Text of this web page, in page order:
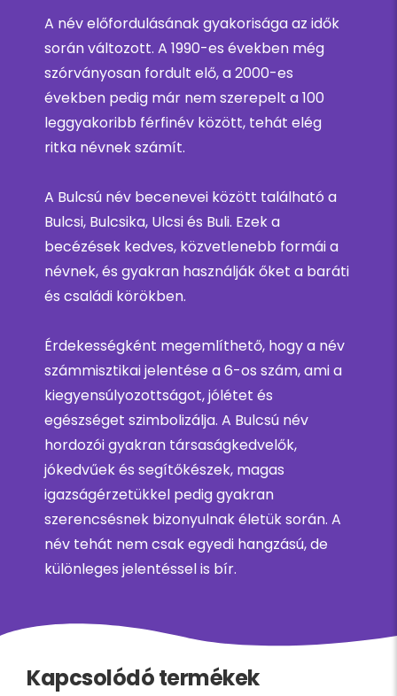
A név előfordulásának gyakorisága az idők
során változott. A 1990-es években még
szórványosan fordult elő, a 2000-es
években pedig már nem szerepelt a 100
leggyakoribb férfinév között, tehát elég
ritka névnek számít.
A Bulcsú név becenevei között található a
Bulcsi, Bulcsika, Ulcsi és Buli. Ezek a
becézések kedves, közvetlenebb formái a
névnek, és gyakran használják őket a baráti
és családi körökben.
Érdekességként megemlíthető, hogy a név
számmisztikai jelentése a 6-os szám, ami a
kiegyensúlyozottságot, jólétet és
egészséget szimbolizálja. A Bulcsú név
hordozói gyakran társaságkedvelők,
jókedvűek és segítőkészek, magas
igazságérzetükkel pedig gyakran
szerencsésnek bizonyulnak életük során. A
név tehát nem csak egyedi hangzású, de
különleges jelentéssel is bír.
Kapcsolódó termékek